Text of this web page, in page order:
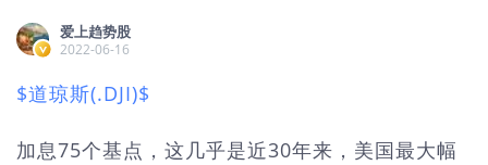
爱上趋势股
2022-06-16
$道琼斯(.DJI)$
加息75个基点，这几乎是近30年来，美国最大幅